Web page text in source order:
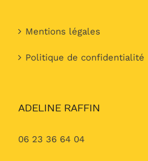
Mentions légales
Politique de confidentialité
ADELINE RAFFIN
06 23 36 64 04